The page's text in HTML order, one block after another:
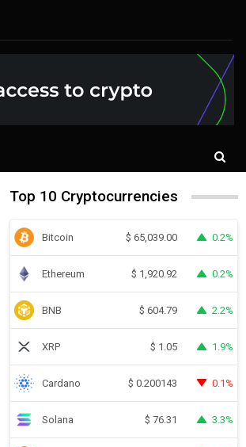
Top 10 Cryptocurrencies
Bitcoin $ 65,039.00 0.2%
Ethereum $ 1,920.92 0.2%
BNB $ 604.79 2.2%
XRP $ 1.05 1.9%
Cardano $ 0.200143 0.1%
Solana $ 76.31 3.3%